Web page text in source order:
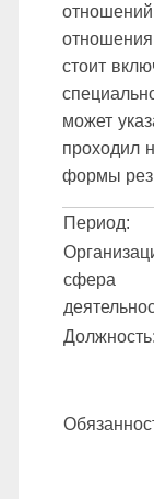
стоит
может
проходил
формы
Период:
сфера
Должность: